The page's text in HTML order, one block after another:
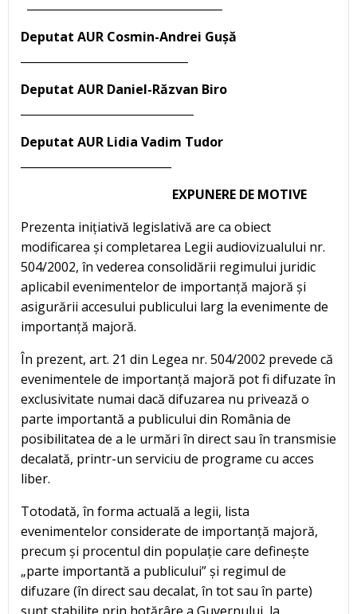
Deputat AUR Cosmin-Andrei Gușă
Deputat AUR Daniel-Răzvan Biro
Deputat AUR Lidia Vadim Tudor
EXPUNERE DE MOTIVE
Prezenta inițiativă legislativă are ca obiect
modificarea și completarea Legii audiovizualului nr.
504/2002, în vederea consolidării regimului juridic
aplicabil evenimentelor de importanță majoră și
asigurării accesului publicului larg la evenimente de
importanță majoră.
În prezent, art. 21 din Legea nr. 504/2002 prevede că
evenimentele de importanță majoră pot fi difuzate în
exclusivitate numai dacă difuzarea nu privează o
parte importantă a publicului din România de
posibilitatea de a le urmări în direct sau în transmisie
decalată, printr-un serviciu de programe cu acces
liber.
Totodată, în forma actuală a legii, lista
evenimentelor considerate de importanță majoră,
precum și procentul din populație care definește
„parte importantă a publicului” și regimul de
difuzare (în direct sau decalat, în tot sau în parte)